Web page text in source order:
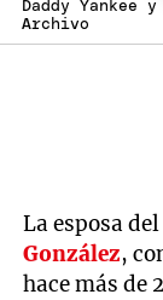
Daddy Yankee
Archivo
La esposa
González,
hace más de